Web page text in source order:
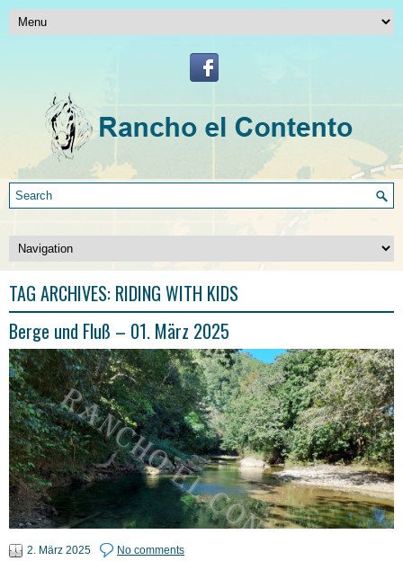
TAG ARCHIVES: RIDING WITH KIDS
Berge und Fluß – 01. März 2025
2. März 2025 No comments